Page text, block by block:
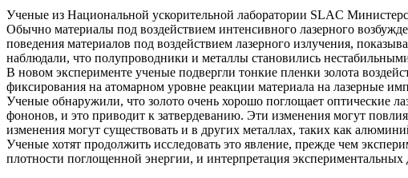
Ученые из Национальной ускорительной лаборатории SLAC
Обычно материалы под воздействием интенсивного лазерного
поведения материалов под воздействием лазерного излучения,
наблюдали, что полупроводники и металлы становились
В новом эксперименте ученые подвергли тонкие пленки золота
фиксирования на атомарном уровне реакции материала на лазерные
Ученые обнаружили, что золото очень хорошо поглощает оптические
фононов, и это приводит к затвердеванию. Эти изменения могут
изменения могут существовать и в других металлах, таких как
Ученые хотят продолжить исследовать это явление, прежде чем
плотности поглощенной энергии, и интерпретация